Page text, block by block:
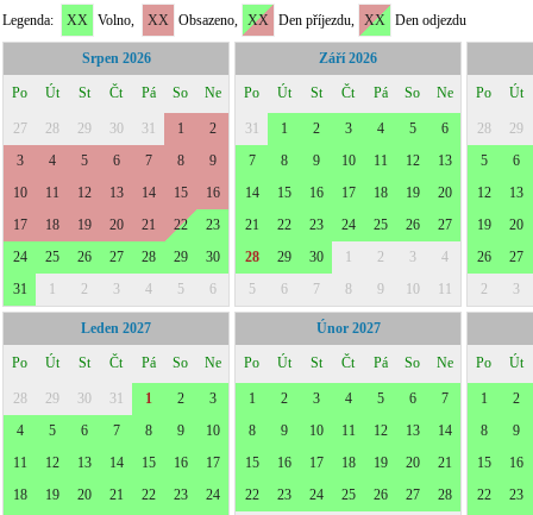
Legenda: XX Volno, XX Obsazeno, XX Den příjezdu, XX Den odjezdu
Srpen 2026
Po Út St Čt Pá So Ne
27 28 29 30 31 1
2
3
4 5 6 7 8
9
10
11 12 13 14 15
16
17
18 19 20 21 22
23
24
25 26 27 28 29
30
31
1 2 3 4 5 6
Září 2026
Po Út St Čt Pá So Ne
31 1 2 3 4 5
6
7
8 9 10 11 12
13
14
15 16 17 18 19
20
21
22 23 24 25 26
27
28
29 30 1 2 3
4
5
6 7 8 9 10 11
Po Út
28
29
5
6
12
13
19
20
26
27
2
3
Leden 2027
Po Út St Čt Pá So Ne
28 29 30 31 1 2
3
4
5 6 7 8 9
10
11
12 13 14 15 16
17
18
19 20 21 22 23
24
Únor 2027
Po Út St Čt Pá So Ne
1 2 3 4 5 6
7
8
9 10 11 12 13
14
15
16 17 18 19 20
21
22
23 24 25 26 27
28
Po Út
1
2
8
9
15
16
22
23